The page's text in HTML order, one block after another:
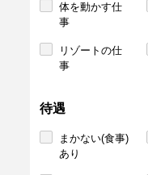
体を動かす仕
事
リゾートの仕
事
待遇
まかない(食事)
あり